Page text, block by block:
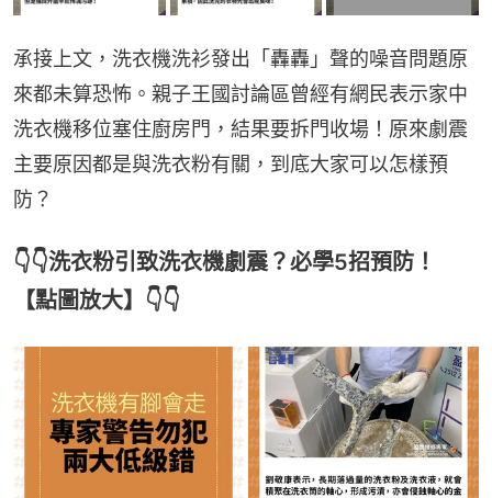
承接上文，洗衣機洗衫發出「轟轟」聲的噪音問題原
來都未算恐怖。親子王國討論區曾經有網民表示家中
洗衣機移位塞住廚房門，結果要拆門收場！原來劇震
主要原因都是與洗衣粉有關，到底大家可以怎樣預
防？
👇👇洗衣粉引致洗衣機劇震？必學5招預防！
【點圖放大】👇👇